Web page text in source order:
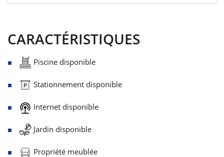
CARACTÉRISTIQUES
Piscine disponible
Stationnement disponible
Internet disponible
Jardin disponible
Propriété meublée